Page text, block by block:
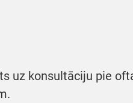
uz konsultāciju pie